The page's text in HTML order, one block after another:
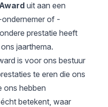
uit aan een
of -
prestatie heeft
jaarthema.
is voor ons bestuur
te eren die ons
ons hebben
betekent, waar